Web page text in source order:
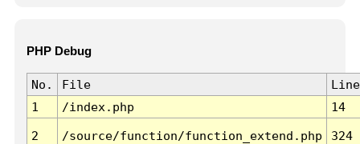
PHP Debug
No. File
Line
1
/index.php 14
2 /source/function/function_extend.php 324